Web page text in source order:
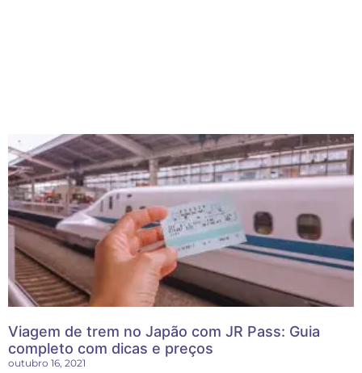
Viagem de trem no Japão com JR Pass: Guia
completo com dicas e preços
outubro 16, 2021